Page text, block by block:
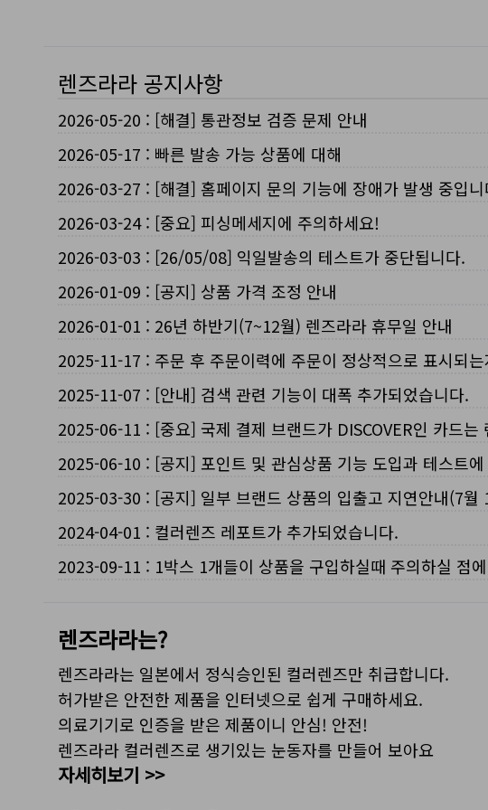
렌즈라라 공지사항
2026-05-20 : [해결] 통관정보 검증 문제 안내
2026-05-17 : 빠른 발송 가능 상품에 대해
2026-03-27 : [해결] 홈페이지 문의 기능에 장애가 발생 중입니
2026-03-24: [중요] 피싱메세지에 주의하세요!
2026-03-03 : [26/05/08] 익일발송의 테스트가 중단됩니다.
2026-01-09 : [공지] 상품 가격 조정 안내
2026-01-01 : 26년 하반기(7~12월) 렌즈라라 휴무일 안내
2025-11-17 : 주문 후 주문이력에 주문이 정상적으로 표시되
2025-11-07 : [안내] 검색 관련 기능이 대폭 추가되었습니다.
2025-06-11 : [중요] 국제 결제 브랜드가 DISCOVER인 카드
2025-06-10 : [공지] 포인트 및 관심상품 기능 도입과 테스트
2025-03-30 : [공지] 일부 브랜드 상품의 입출고 지연안내(7월
2024-04-01 : 컬러렌즈 레포트가 추가되었습니다.
2023-09-11 : 1박스 1개들이 상품을 구입하실때 주의하실 점
렌즈라라는?
렌즈라라는 일본에서 정식승인된 컬러렌즈만 취급합니다.
허가받은 안전한 제품을 인터넷으로 쉽게 구매하세요.
의료기기로 인증을 받은 제품이니 안심! 안전!
렌즈라라 컬러렌즈로 생기있는 눈동자를 만들어 보아요
자세히보기 >>